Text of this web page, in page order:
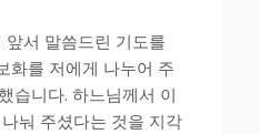
서 말씀드린 기도를
화를 저에게 나누어 주
습니다. 하느님께서 이
눠 주셨다는 것을 지각